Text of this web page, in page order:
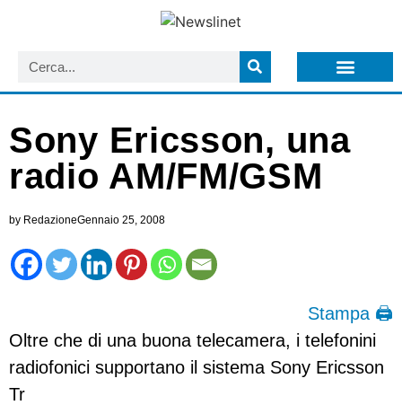
Sony Ericsson, una
radio AM/FM/GSM
by RedazioneGennaio 25, 2008
Stampa 🖨
Oltre che di una buona telecamera, i telefonini
radiofonici supportano il sistema Sony Ericsson
Tr